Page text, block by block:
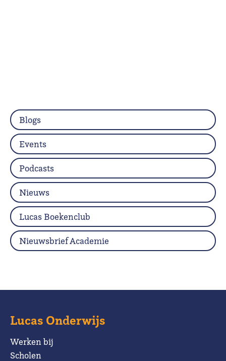
Blogs
Events
Podcasts
Nieuws
Lucas Boekenclub
Nieuwsbrief Academie
Lucas Onderwijs
Werken bij
Scholen